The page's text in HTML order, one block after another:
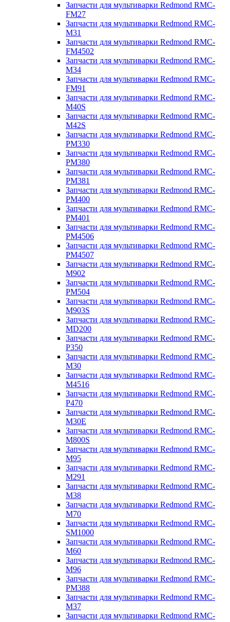
Запчасти для мультиварки Redmond RMC-
FM27
Запчасти для мультиварки Redmond RMC-
M31
Запчасти для мультиварки Redmond RMC-
FM4502
Запчасти для мультиварки Redmond RMC-
M34
Запчасти для мультиварки Redmond RMC-
FM91
Запчасти для мультиварки Redmond RMC-
M40S
Запчасти для мультиварки Redmond RMC-
M42S
Запчасти для мультиварки Redmond RMC-
PM330
Запчасти для мультиварки Redmond RMC-
PM380
Запчасти для мультиварки Redmond RMC-
PM381
Запчасти для мультиварки Redmond RMC-
PM400
Запчасти для мультиварки Redmond RMC-
PM401
Запчасти для мультиварки Redmond RMC-
PM4506
Запчасти для мультиварки Redmond RMC-
PM4507
Запчасти для мультиварки Redmond RMC-
M902
Запчасти для мультиварки Redmond RMC-
PM504
Запчасти для мультиварки Redmond RMC-
M903S
Запчасти для мультиварки Redmond RMC-
MD200
Запчасти для мультиварки Redmond RMC-
P350
Запчасти для мультиварки Redmond RMC-
M30
Запчасти для мультиварки Redmond RMC-
M4516
Запчасти для мультиварки Redmond RMC-
P470
Запчасти для мультиварки Redmond RMC-
M30E
Запчасти для мультиварки Redmond RMC-
M800S
Запчасти для мультиварки Redmond RMC-
M95
Запчасти для мультиварки Redmond RMC-
M291
Запчасти для мультиварки Redmond RMC-
M38
Запчасти для мультиварки Redmond RMC-
M70
Запчасти для мультиварки Redmond RMC-
SM1000
Запчасти для мультиварки Redmond RMC-
M60
Запчасти для мультиварки Redmond RMC-
M96
Запчасти для мультиварки Redmond RMC-
PM388
Запчасти для мультиварки Redmond RMC-
M37
Запчасти для мультиварки Redmond RMC-